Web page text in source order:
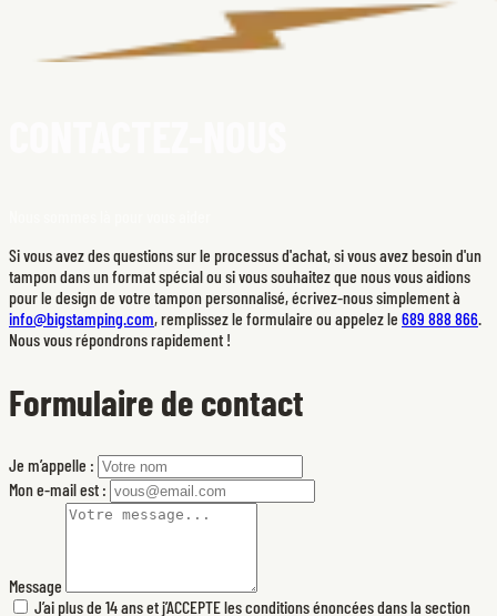
Si vous avez des questions sur le processus d'achat, si vous avez besoin d'un
tampon dans un format spécial ou si vous souhaitez que nous vous aidions
pour le design de votre tampon personnalisé, écrivez-nous simplement à
info@bigstamping.com, remplissez le formulaire ou appelez le 689 888 866.
Nous vous répondrons rapidement !
Formulaire de contact
Je m’appelle :
Mon e-mail est :
Message
J’ai plus de 14 ans et j’ACCEPTE les conditions énoncées dans la section